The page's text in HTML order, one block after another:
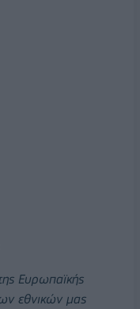
Ευρωπαϊκής
εθνικών μας